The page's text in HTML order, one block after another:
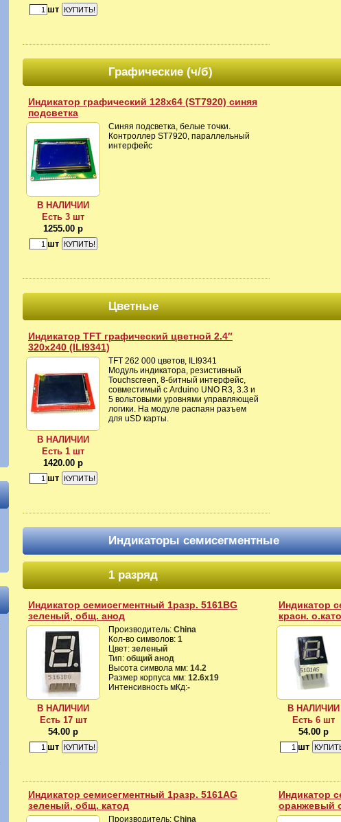
шт
Графические (ч/б)
Индикатор графический 128x64 (ST7920) синяя
подсветка
В НАЛИЧИИ
Есть 3 шт
1255.00 р
шт
Синяя подсветка, белые точки.
Контроллер ST7920, параллельный
интерфейс
Цветные
Индикатор TFT графический цветной 2.4″
320x240 (ILI9341)
В НАЛИЧИИ
Есть 1 шт
1420.00 р
шт
TFT 262 000 цветов, ILI9341
Модуль индикатора, резистивный
Touchscreen, 8-битный интерфейс,
совместимый с Arduino UNO R3, 3.3 и
5 вольтовыми уровнями управляющей
логики. На модуле распаян разъем
для uSD карты.
Индикаторы семисегментные
1 разряд
Индикатор семисегментный 1разр. 5161BG
зеленый, общ. анод
В НАЛИЧИИ
Есть 17 шт
54.00 р
шт
Производитель: China
Кол-во символов: 1
Цвет: зеленый
Тип: общий анод
Высота символа мм: 14.2
Размер корпуса мм: 12.6х19
Интенсивность мКд:-
Индикатор
красн.
В НАЛИЧИИ
Есть 6 шт
54.00 р
шт
Индикатор семисегментный 1разр. 5161AG
зеленый, общ. катод
Производитель: China
Индикатор
оранжевый